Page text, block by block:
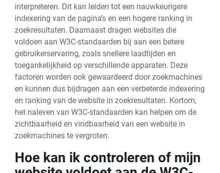
interpreteren. Dit kan leiden tot een nauwkeurigere
indexering van de pagina’s en een hogere ranking in
zoekresultaten. Daarnaast dragen websites die
voldoen aan W3C-standaarden bij aan een betere
gebruikerservaring, zoals snellere laadtijden en
toegankelijkheid op verschillende apparaten. Deze
factoren worden ook gewaardeerd door zoekmachines
en kunnen dus bijdragen aan een verbeterde indexering
en ranking van de website in zoekresultaten. Kortom,
het naleven van W3C-standaarden kan helpen om de
zichtbaarheid en vindbaarheid van een website in
zoekmachines te vergroten.
Hoe kan ik controleren of mijn